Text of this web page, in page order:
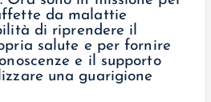
da malattie
di riprendere il
salute e per fornire
e il supporto
una guarigione